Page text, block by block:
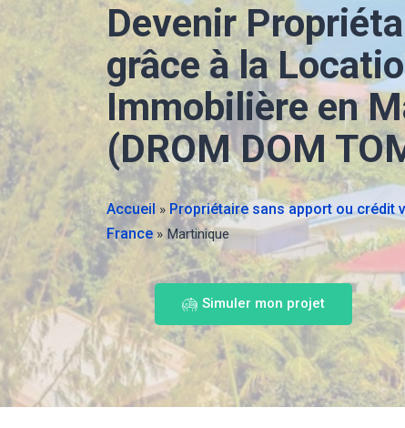
Devenir
grâce à la
Immobilière en
(DROM DOM
Accueil » Propriétaire sans apport ou crédit
France » Martinique
Simuler mon projet